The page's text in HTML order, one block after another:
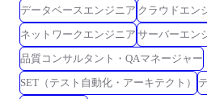
データベースエンジニア クラウドエン
ネットワークエンジニア サーバーエン
品質コンサルタント・QAマネージャー
SET（テスト自動化・アーキテクト）